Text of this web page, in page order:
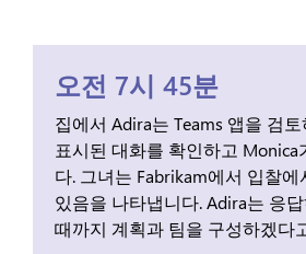
오전 7시 45분
집에서 Adira는 Teams 앱을 검
표시된 대화를 확인하고 Monica
다. 그녀는 Fabrikam에서 입찰
있음을 나타냅니다. Adira는 응
때까지 계획과 팀을 구성하겠다